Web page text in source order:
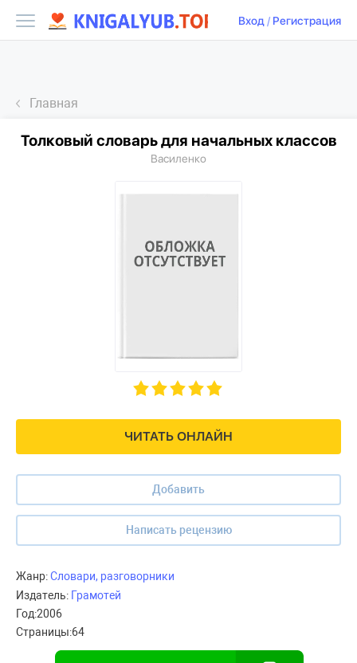
Вход/ Регистрация
Главная
ЧИТАТЬ ОНЛАЙН
Добавить
Написать рецензию
Толковый словарь для начальных классов
Василенко
Жанр:Словари, разговорники
Издатель: Грамотей
Год:2006
Страницы:64